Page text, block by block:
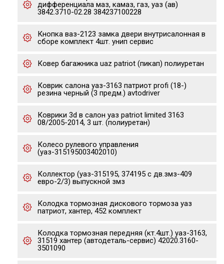
дифференциала маз, камаз, газ, уаз (ав)
3842.3710-02.28 384237100228
Кнопка ваз-2123 замка двери внутрисалонная в
сборе комплект 4шт. унип сервис
Ковер багажника uaz patriot (пикап) полиуретан
Коврик салона уаз-3163 патриот profi (18-)
резина черный (3 предм.) avtodriver
Коврики 3d в салон уаз patriot limited 3163
08/2005-2014, 3 шт. (полиуретан)
Колесо рулевого управления
(уаз-315195003402010)
Коллектор (уаз-315195, 374195 с дв.змз-409
евро-2/3) выпускной змз
Колодка тормозная дискового тормоза уаз
патриот, хантер, 452 комплект
Колодка тормозная передняя (кт.4шт.) уаз-3163,
31519 хантер (автодеталь-сервис) 42020.3160-
3501090